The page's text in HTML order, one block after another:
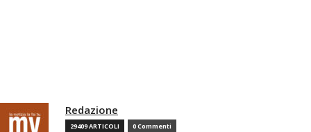
Redazione
29409 ARTICOLI 0 Commenti